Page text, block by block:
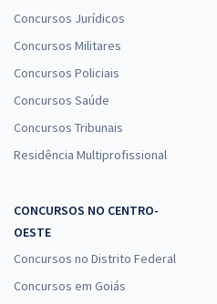
Concursos Jurídicos
Concursos Militares
Concursos Policiais
Concursos Saúde
Concursos Tribunais
Residência Multiprofissional
CONCURSOS NO CENTRO-
OESTE
Concursos no Distrito Federal
Concursos em Goiás